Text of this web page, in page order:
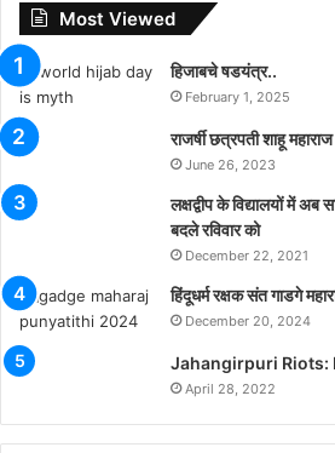
Most Viewed
हिजाबचे षडयंत्र..
February 1, 2025
राजर्षी छत्रपती शाहू
June 26, 2023
लक्षद्वीप के विद्यालयों में
बदले रविवार को
December 22, 2021
हिंदूधर्म रक्षक संत गाडगे
December 20, 2024
Jahangirpuri Riots:
April 28, 2022